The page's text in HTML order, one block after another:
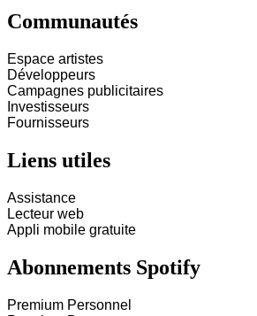
Communautés
Espace artistes
Développeurs
Campagnes publicitaires
Investisseurs
Fournisseurs
Liens utiles
Assistance
Lecteur web
Appli mobile gratuite
Abonnements Spotify
Premium Personnel